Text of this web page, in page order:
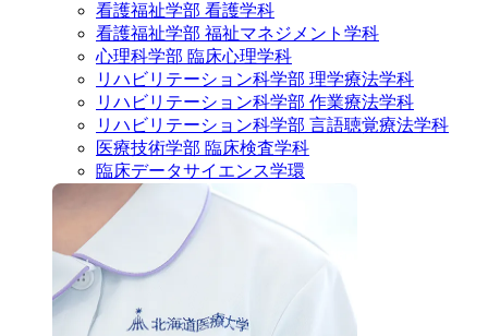
看護福祉学部 看護学科
看護福祉学部 福祉マネジメント学科
心理科学部 臨床心理学科
リハビリテーション科学部 理学療法学科
リハビリテーション科学部 作業療法学科
リハビリテーション科学部 言語聴覚療法学科
医療技術学部 臨床検査学科
臨床データサイエンス学環